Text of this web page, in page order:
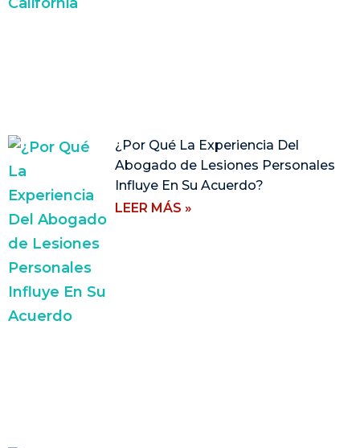
¿Por Qué La Experiencia Del
Abogado de Lesiones Personales
Influye En Su Acuerdo?
LEER MÁS »